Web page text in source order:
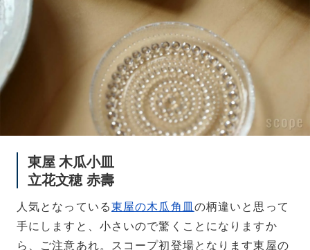
東屋 木瓜小皿
立花文穂 赤壽
人気となっている東屋の木瓜角皿 の柄違いと思って
手にしますと、小さいので驚くことになりますか
ら、ご注意あれ。スコープ初登場となります東屋の